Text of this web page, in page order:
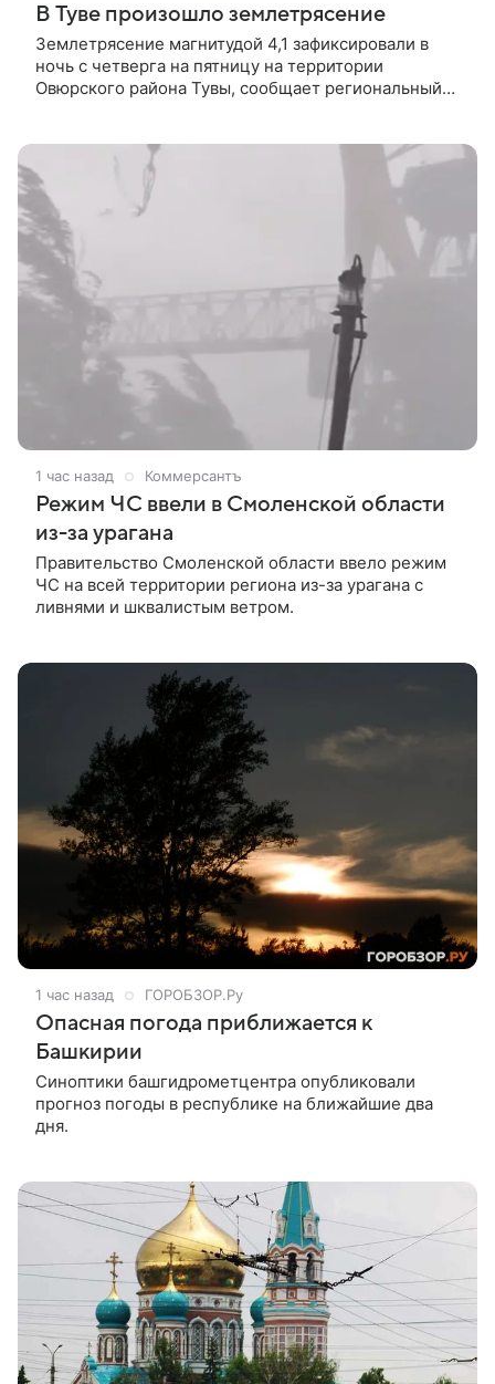
В Туве произошло землетрясение
Землетрясение магнитудой 4,1 зафиксировали в
ночь с четверга на пятницу на территории
Овюрского района Тувы, сообщает региональный
1 час назад Коммерсантъ
Режим ЧС ввели в Смоленской области
из-за урагана
Правительство Смоленской области ввело режим
ЧС на всей территории региона из-за урагана с
ливнями и шквалистым ветром.
1 час назад ГОРОБЗОР.Ру
Опасная погода приближается к
Башкирии
Синоптики башгидрометцентра опубликовали
прогноз погоды в республике на ближайшие два
дня.